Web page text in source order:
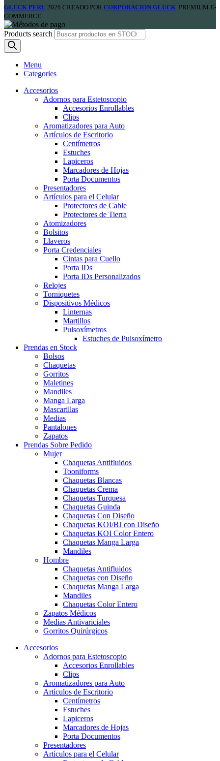
GLÜCK PERU 2026 CREADO POR CORPORACION GLUCK . PREMIUM E-
COMMERCE
Products search
Menu
Categories
Accesorios
Adornos para Estetoscopio
Accesorios Enrollables
Clips
Aromatizadores para Auto
Artículos de Escritorio
Centímetros
Estuches
Lapiceros
Marcadores de Hojas
Porta Documentos
Presentadores
Artículos para el Celular
Protectores de Cable
Protectores de Tierra
Atomizadores
Bolsitos
Llaveros
Porta Credenciales
Cintas para Cuello
Porta IDs
Porta IDs Personalizados
Relojes
Torniquetes
Dispositivos Médicos
Linternas
Martillos
Pulsoxímetros
Estuches de Pulsoxímetro
Prendas en Stock
Bolsos
Chaquetas
Gorritos
Maletines
Mandiles
Manga Larga
Mascarillas
Medias
Pantalones
Zapatos
Prendas Sobre Pedido
Mujer
Chaquetas Antifluidos
Tooniforms
Chaquetas Blancas
Chaquetas Crema
Chaquetas Turquesa
Chaquetas Guinda
Chaquetas Con Diseño
Chaquetas KOI/BJ con Diseño
Chaquetas KOI Color Entero
Chaquetas Manga Larga
Mandiles
Hombre
Chaquetas Antifluidos
Chaquetas con Diseño
Chaquetas Manga Larga
Mandiles
Chaquetas Color Entero
Zapatos Médicos
Medias Antivariciales
Gorritos Quirúrgicos
Accesorios
Adornos para Estetoscopio
Accesorios Enrollables
Clips
Aromatizadores para Auto
Artículos de Escritorio
Centímetros
Estuches
Lapiceros
Marcadores de Hojas
Porta Documentos
Presentadores
Artículos para el Celular